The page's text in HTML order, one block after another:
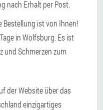
nach Erhalt per Post.
Bestellung ist von Ihnen!
in Wolfsburg. Es ist
und Schmerzen zum
der Website über das
einzigartiges